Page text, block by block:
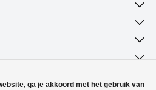
ga je akkoord met het gebruik van